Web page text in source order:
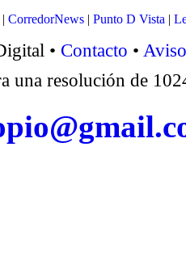
| CorredorNews | Punto D Vista |
• Contacto •
una resolución de